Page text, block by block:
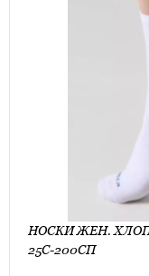
НОСКИ ЖЕН.
25С-200СП